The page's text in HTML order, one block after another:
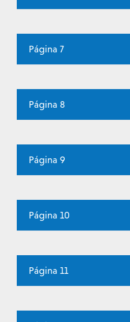
Página 7
Página 8
Página 9
Página 10
Página 11